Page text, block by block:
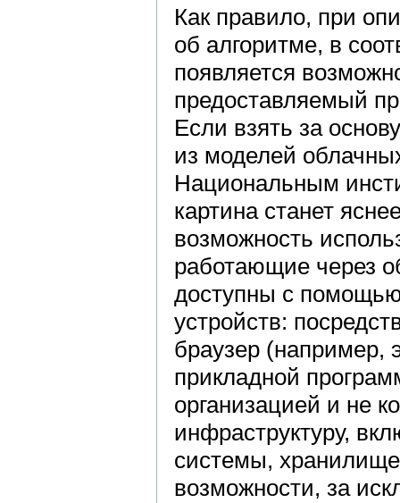
Как правило, при
об алгоритме, в
появляется
предоставляемый
Если взять за
из моделей
Национальным
картина станет
возможность
работающие через
доступны с
устройств:
браузер (например,
прикладной
организацией и не
инфраструктуру,
системы,
возможности, за